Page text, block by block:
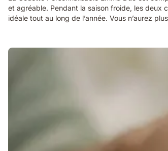
et agréable. Pendant la saison froide, les deux
idéale tout au long de l’année. Vous n’aurez